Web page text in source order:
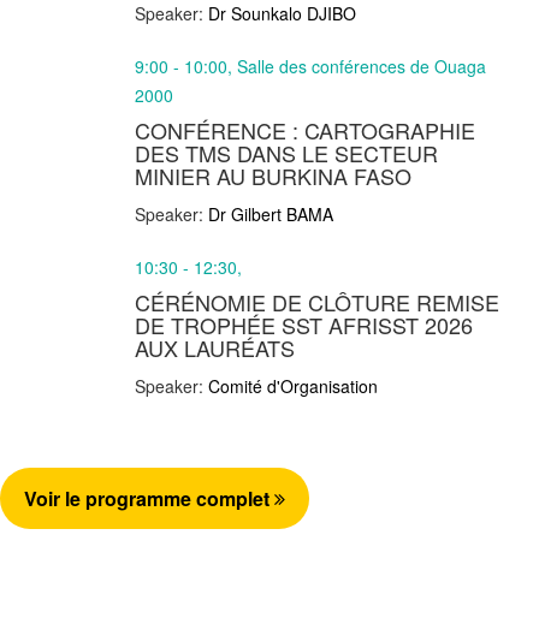
Speaker: Dr Sounkalo DJIBO
9:00 - 10:00, Salle des conférences de Ouaga
2000
CONFÉRENCE : CARTOGRAPHIE
DES TMS DANS LE SECTEUR
MINIER AU BURKINA FASO
Speaker: Dr Gilbert BAMA
10:30 - 12:30,
CÉRÉNOMIE DE CLÔTURE REMISE
DE TROPHÉE SST AFRISST 2026
AUX LAURÉATS
Speaker: Comité d'Organisation
Voir le programme complet